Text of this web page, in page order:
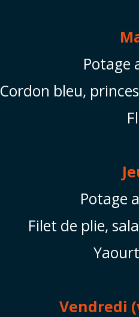
Potage
Cordon bleu,
Potage
Filet de plie,
Vendredi